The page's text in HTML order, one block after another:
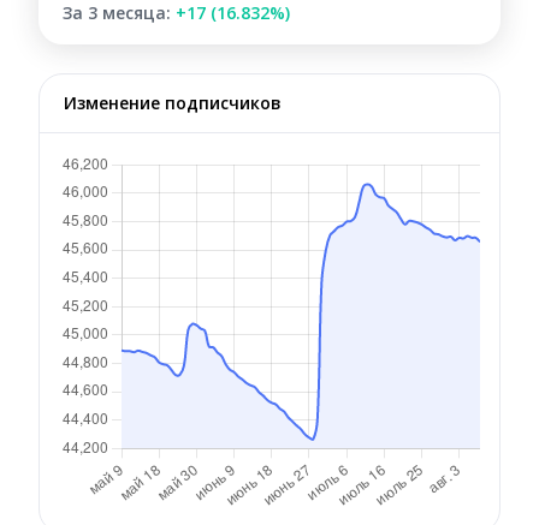
За 3 месяца: +17 (16.832%)
Изменение подписчиков